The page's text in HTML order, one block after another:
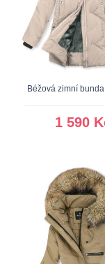
Béžová zimní
1 590